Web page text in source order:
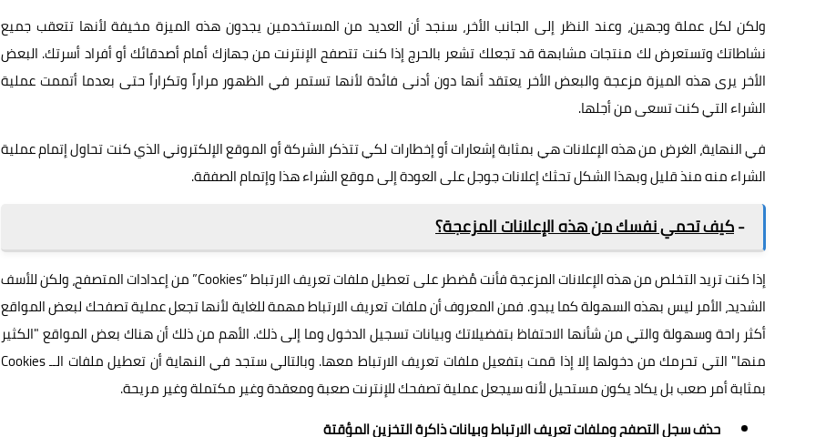
ولكن لكل عملة وجهين، وعند النظر إلى الجانب الأخر، سنجد أن العديد من المستخدمين يجدون هذه الميزة مخيفة لأنها تتعقب جميع
نشاطاتك وتستعرض لك منتجات مشابهة قد تجعلك تشعر بالحرج إذا كنت تتصفح الإنترنت من جهازك أمام أصدقائك أو أفراد أسرتك. البعض
الأخر يرى هذه الميزة مزعجة والبعض الأخر يعتقد أنها دون أدنى فائدة لأنها تستمر في الظهور مراراً وتكراراً حتى بعدما أتممت عملية
الشراء التي كنت تسعى من أجلها.
في النهاية، الغرض من هذه الإعلانات هي بمثابة إشعارات أو إخطارات لكي تتذكر الشركة أو الموقع الإلكتروني الذي كنت تحاول إتمام عملية
الشراء منه منذ قليل وبهذا الشكل تحثك إعلانات جوجل على العودة إلى موقع الشراء هذا وإتمام الصفقة.
-كيف تحمي نفسك من هذه الإعلانات المزعجة؟
إذا كنت تريد التخلص من هذه الإعلانات المزعجة فأنت مُضطر على تعطيل ملفات تعريف الارتباط “Cookies” من إعدادات المتصفح، ولكن للأسف
الشديد، الأمر ليس بهذه السهولة كما يبدو. فمن المعروف أن ملفات تعريف الارتباط مهمة للغاية لأنها تجعل عملية تصفحك لبعض المواقع
أكثر راحة وسهولة والتي من شأنها الاحتفاظ بتفضيلاتك وبيانات تسجيل الدخول وما إلى ذلك. الأهم من ذلك أن هناك بعض المواقع "الكثير
منها" التي تحرمك من دخولها إلا إذا قمت بتفعيل ملفات تعريف الارتباط معها. وبالتالي ستجد في النهاية أن تعطيل ملفات الــ Cookies
بمثابة أمر صعب بل يكاد يكون مستحيل لأنه سيجعل عملية تصفحك للإنترنت صعبة ومعقدة وغير مكتملة وغير مريحة.
حذف سجل التصفح وملفات تعريف الارتباط وبيانات ذاكرة التخزين المؤقتة